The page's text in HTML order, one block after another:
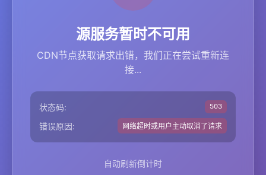
源服务暂时不可用
CDN节点获取请求出错，我们正在尝试重新连
接...
状态码: 503
错误原因: 网络超时或用户主动取消了请求
自动刷新倒计时